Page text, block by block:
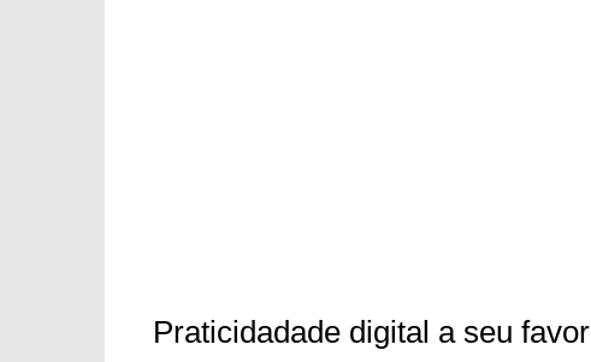
Praticidadade digital a seu favor